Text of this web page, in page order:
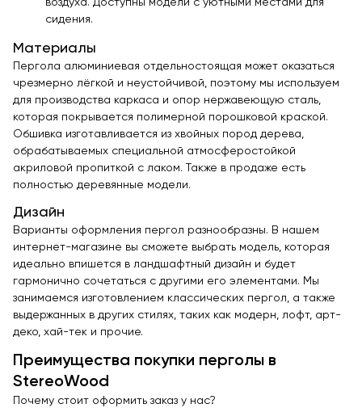
воздуха. Доступны модели с уютными местами для
сидения.
Материалы
Пергола алюминиевая отдельностоящая может оказаться
чрезмерно лёгкой и неустойчивой, поэтому мы используем
для производства каркаса и опор нержавеющую сталь,
которая покрывается полимерной порошковой краской.
Обшивка изготавливается из хвойных пород дерева,
обрабатываемых специальной атмосферостойкой
акриловой пропиткой с лаком. Также в продаже есть
полностью деревянные модели.
Дизайн
Варианты оформления пергол разнообразны. В нашем
интернет-магазине вы сможете выбрать модель, которая
идеально впишется в ландшафтный дизайн и будет
гармонично сочетаться с другими его элементами. Мы
занимаемся изготовлением классических пергол, а также
выдержанных в других стилях, таких как модерн, лофт, арт-
деко, хай-тек и прочие.
Преимущества покупки перголы в
StereoWood
Почему стоит оформить заказ у нас?